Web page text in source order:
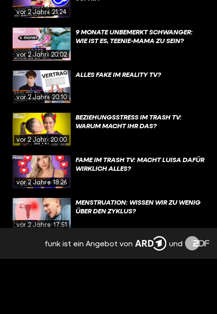
vor 2 Jahren21:24
vor 2 Jahren20:02
9 MONATE UNBEMERKT SCHWANGER:
WIE IST ES, TEENIE-MAMA ZU SEIN?
vor 2 Jahren20:10
ALLES FAKE IM REALITY TV?
vor 2 Jahren20:00
BEZIEHUNGSSTRESS IM TRASH TV:
WARUM MACHT IHR DAS?
vor 2 Jahren18:26
FAME IM TRASH TV: MACHT LUISA DAFÜR
WIRKLICH ALLES?
vor 2 Jahren17:51
MENSTRUATION: WISSEN WIR ZU WENIG
ÜBER DEN ZYKLUS?
EMOTIONEN, TRENNUNG,
NERVENZUSAMMENBRUCH: PMS
funk ist ein Angebot von und